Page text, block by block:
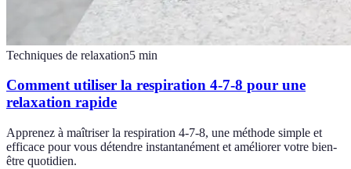
Techniques de relaxation5 min
Comment utiliser la respiration 4-7-8 pour une
relaxation rapide
Apprenez à maîtriser la respiration 4-7-8, une méthode simple et
efficace pour vous détendre instantanément et améliorer votre bien-
être quotidien.